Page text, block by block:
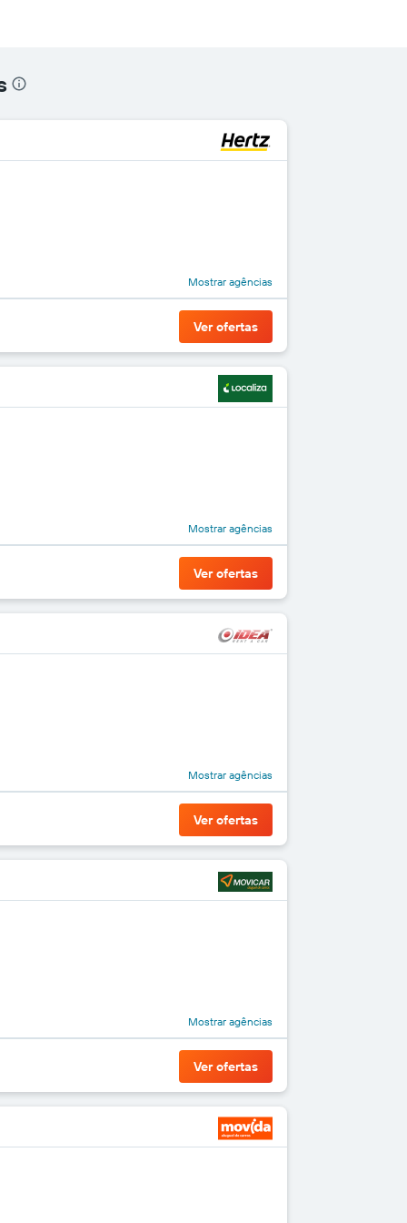
Mostrar agências
Ver ofertas
Mostrar agências
Ver ofertas
Mostrar agências
Ver ofertas
Mostrar agências
Ver ofertas